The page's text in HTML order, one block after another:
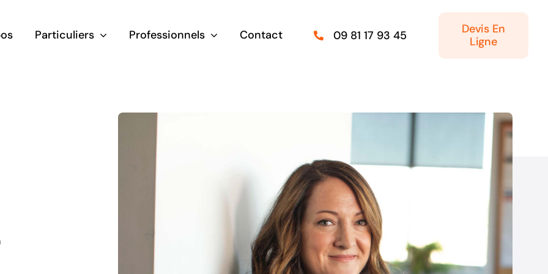
Particuliers Professionnels Contact 09 81 17 93 45
Devis En
Ligne